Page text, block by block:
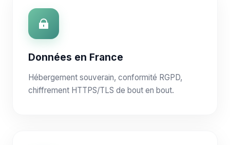
Données en France
Hébergement souverain, conformité RGPD,
chiffrement HTTPS/TLS de bout en bout.